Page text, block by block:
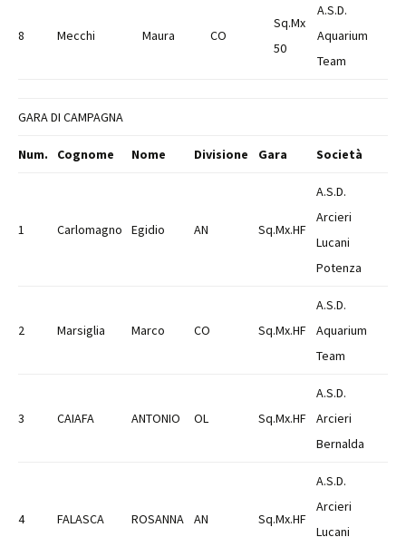
8 Mecchi Maura CO
Sq.Mx
50
A.S.D.
Aquarium
Team
GARA DI CAMPAGNA
Num. Cognome Nome Divisione Gara Società
1 Carlomagno Egidio AN Sq.Mx.HF
A.S.D.
Arcieri
Lucani
Potenza
2 Marsiglia Marco CO Sq.Mx.HF
A.S.D.
Aquarium
Team
3 CAIAFA ANTONIO OL Sq.Mx.HF
A.S.D.
Arcieri
Bernalda
4 FALASCA ROSANNA AN Sq.Mx.HF
A.S.D.
Arcieri
Lucani